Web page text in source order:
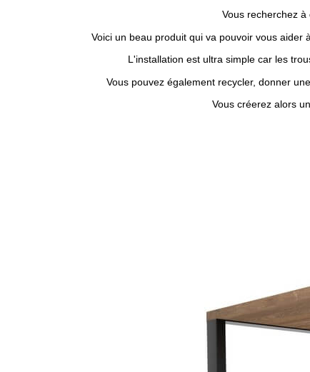
Vous recherchez à
Voici un beau produit qui va pouvoir vous aider
L'installation est ultra simple car les
Vous pouvez également recycler, donner
Vous créerez alors